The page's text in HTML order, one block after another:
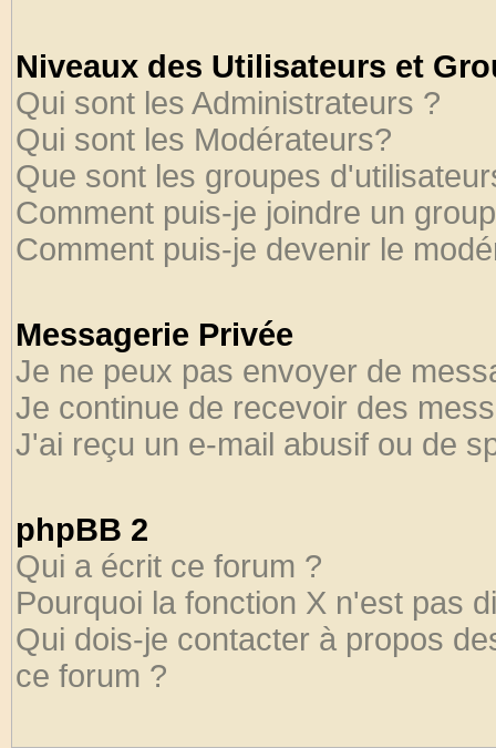
Niveaux des Utilisateurs et
Qui sont les Administrateurs ?
Qui sont les Modérateurs?
Que sont les groupes
Comment puis-je joindre un
Comment puis-je devenir le
Messagerie Privée
Je ne peux pas envoyer de
Je continue de recevoir des
J'ai reçu un e-mail abusif ou de
phpBB 2
Qui a écrit ce forum ?
Pourquoi la fonction X n'est pas
Qui dois-je contacter à propos
ce forum ?